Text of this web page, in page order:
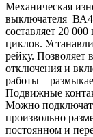
Механическая
выключателя
составляет 20
циклов.
рейку. Позволяет
отключения и
работы –
Подвижные
Можно
произвольно
постоянном и